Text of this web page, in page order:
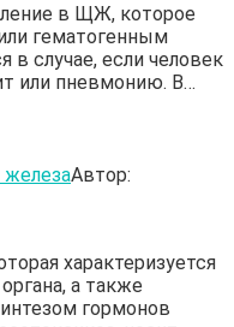
в ЩЖ, которое
гематогенным
в случае, если человек
или пневмонию. В…
Автор:
характеризуется
а также
гормонов